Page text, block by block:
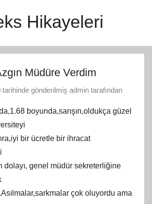
Hikayeleri
Müdüre Verdim
tarihinde gönderilmiş admin tarafından
boyunda,sarışın,oldukça güzel
bir ücretle bir ihracat
dolayı, genel müdür sekreterliğine
çok oluyordu ama